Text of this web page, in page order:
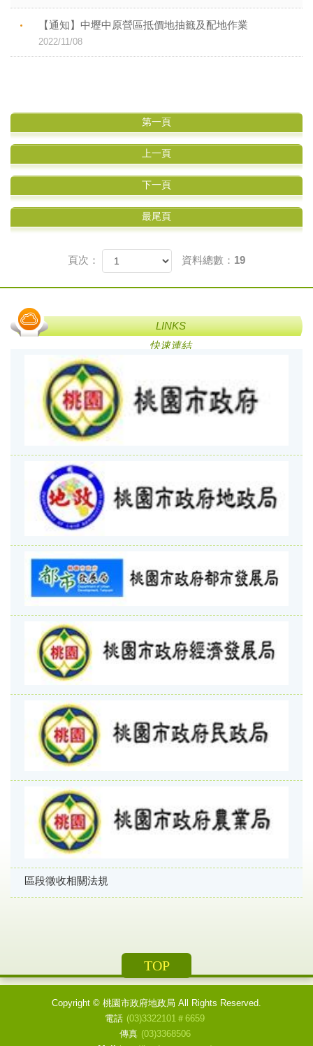
【通知】中壢中原營區抵價地抽籤及配地作業
2022/11/08
第一頁
上一頁
下一頁
最尾頁
頁次： 資料總數：19
LINKS
快速連結
區段徵收相關法規
TOP
Copyright © 桃園市政府地政局 All Rights Reserved.
電話 (03)3322101＃6659
傳真 (03)3368506